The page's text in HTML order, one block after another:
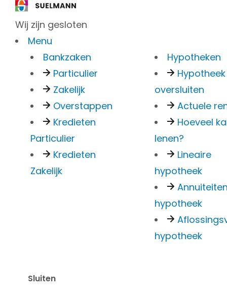
Wij zijn gesloten
Menu
Bankzaken
Particulier
Zakelijk
Overstappen
Kredieten
Particulier
Kredieten
Zakelijk
Hypotheken
Hypotheek
oversluiten
Actuele
Hoeveel
lenen?
Lineaire
hypotheek
Annuiteiten
hypotheek
hypotheek
Sluiten
en
de
Nieuw-